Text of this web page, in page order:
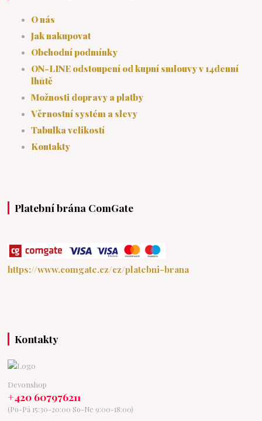
O nás
Jak nakupovat
Obchodní podmínky
ON-LINE odstoupení od kupní smlouvy v 14denní
lhůtě
Možnosti dopravy a platby
Věrnostní systém a slevy
Tabulka velikostí
Kontakty
Platební brána ComGate
https://www.comgate.cz/cz/platebni-brana
Kontakty
Devonshop
+420 607976211
(Po-Pá 15:30-20:00 So-Ne 9:00-18:00)